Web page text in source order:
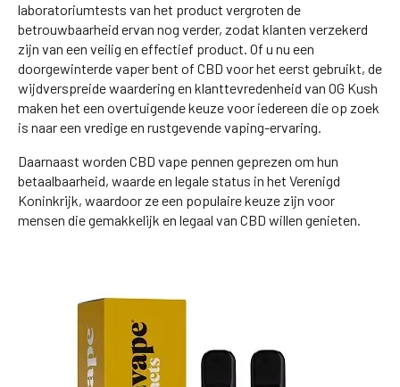
laboratoriumtests van het product vergroten de
betrouwbaarheid ervan nog verder, zodat klanten verzekerd
zijn van een veilig en effectief product. Of u nu een
doorgewinterde vaper bent of CBD voor het eerst gebruikt, de
wijdverspreide waardering en klanttevredenheid van OG Kush
maken het een overtuigende keuze voor iedereen die op zoek
is naar een vredige en rustgevende vaping-ervaring.
Daarnaast worden CBD vape pennen geprezen om hun
betaalbaarheid, waarde en legale status in het Verenigd
Koninkrijk, waardoor ze een populaire keuze zijn voor
mensen die gemakkelijk en legaal van CBD willen genieten.